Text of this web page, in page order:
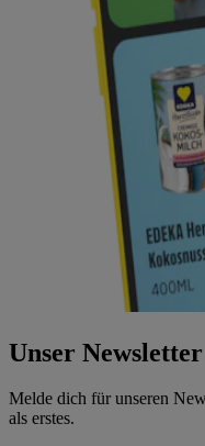
Unser Newsletter
Melde dich für unseren
als erstes.